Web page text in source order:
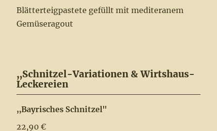
Blätterteigpastete gefüllt mit mediteranem
Gemüseragout
,,Schnitzel-Variationen & Wirtshaus-
Leckereien
,,Bayrisches Schnitzel"
22,90 €